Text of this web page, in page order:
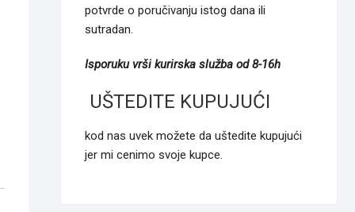
potvrde o poručivanju istog dana ili
sutradan.
Isporuku vrši kurirska služba od 8-16h
UŠTEDITE KUPUJUĆI
kod nas uvek možete da uštedite kupujući
jer mi cenimo svoje kupce.